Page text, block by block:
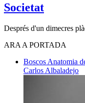
Societat
Després d'un dimecres
ARA A PORTADA
Boscos Anatomia
Carlos Albaladejo